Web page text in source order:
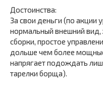
Достоинства:
За свои деньги (по акции
нормальный внешний вид,
сборки, простое
дольше чем более
напрягает подождать
тарелки борща).